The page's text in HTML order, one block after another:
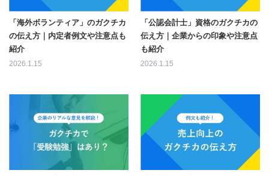
「海外ボランティア」のガクチカ
の伝え方｜内定者例文や注意点も
紹介
2026.1.15
「公認会計士」資格のガクチカの
伝え方｜企業からの印象や注意点
も紹介
2026.1.15